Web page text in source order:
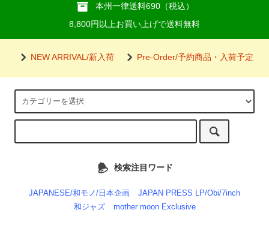
本州一律送料690（税込）
8,800円以上お買い上げで送料無料
NEW ARRIVAL/新入荷 Pre-Order/予約商品・入荷予定
検索注目ワード
JAPANESE/和モノ/日本企画
JAPAN PRESS LP/Obi/7inch
和ジャズ
mother moon Exclusive